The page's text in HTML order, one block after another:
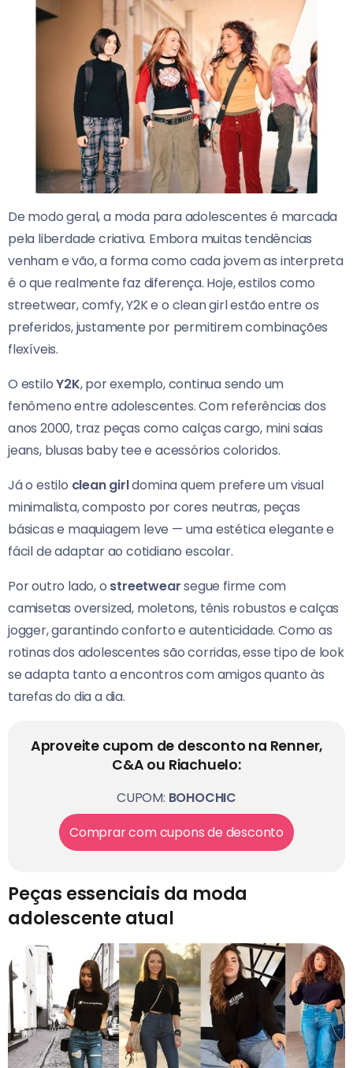
De modo geral, a moda para adolescentes é marcada
pela liberdade criativa. Embora muitas tendências
venham e vão, a forma como cada jovem as interpreta
é o que realmente faz diferença. Hoje, estilos como
streetwear, comfy, Y2K e o clean girl estão entre os
preferidos, justamente por permitirem combinações
flexíveis.
O estiloY2K, por exemplo, continua sendo um
fenômeno entre adolescentes. Com referências dos
anos 2000, traz peças como calças cargo, mini saias
jeans, blusas baby tee e acessórios coloridos.
Já o estilo clean girldomina quem prefere um visual
minimalista, composto por cores neutras, peças
básicas e maquiagem leve — uma estética elegante e
fácil de adaptar ao cotidiano escolar.
Por outro lado, o streetwearsegue firme com
camisetas oversized, moletons, tênis robustos e calças
jogger, garantindo conforto e autenticidade. Como as
rotinas dos adolescentes são corridas, esse tipo de look
se adapta tanto a encontros com amigos quanto às
tarefas do dia a dia.
Aproveite cupom de desconto na Renner,
C&A ou Riachuelo:
CUPOM: BOHOCHIC
Comprar com cupons de desconto
Peças essenciais da moda
adolescente atual